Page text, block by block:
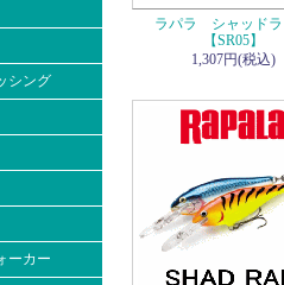
シング
ーカー
ラパラ シャッドラ
【SR05】
1,307円(税込)